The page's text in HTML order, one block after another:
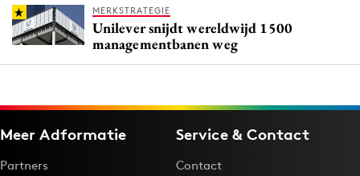
MERKSTRATEGIE
Unilever snijdt wereldwijd 1500
managementbanen weg
Meer Adformatie
Partners
Service & Contact
Contact